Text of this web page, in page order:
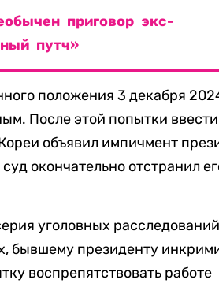
приговор экс-
путч»
положения 3 декабря
После этой попытки ввести
объявил импичмент
окончательно отстранил
уголовных
бывшему президенту
воспрепятствовать работе